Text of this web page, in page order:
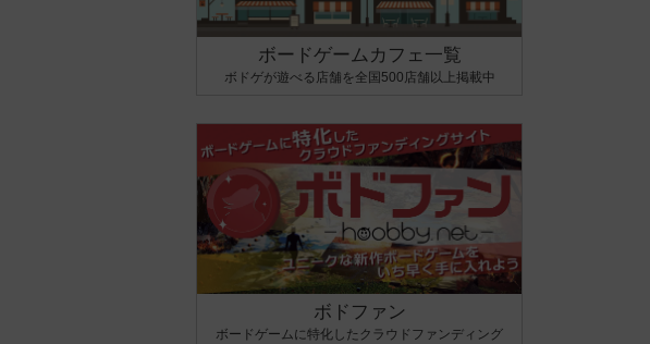
ボードゲームカフェ一覧
ボドゲが遊べる店舗を全国500店舗以上掲載中
ボドファン
ボードゲームに特化したクラウドファンディング